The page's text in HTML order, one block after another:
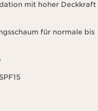
mit hoher Deckkraft
für normale bis